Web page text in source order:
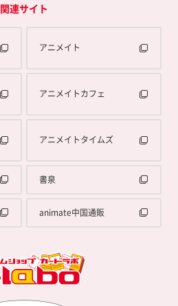
関連サイト
アニメイト
アニメイトカフェ
アニメイトタイムズ
書泉
animate中国通販